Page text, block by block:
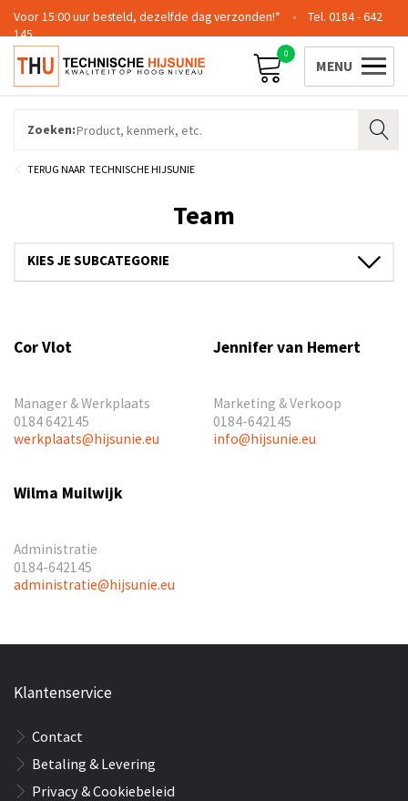
Voor 15:00 uur besteld, dezelfde dag verzonden!*
0184 - 642
145
0
Zoeken:
TECHNISCHE HIJSUNIE
Team
Team
Cor Vlot
Manager & Werkplaats
0184 642145
werkplaats@hijsunie.eu
Jennifer van Hemert
Marketing & Verkoop
0184-642145
info@hijsunie.eu
Wilma Muilwijk
Administratie
0184-642145
administratie@hijsunie.eu
Klantenservice
Contact
Betaling & Levering
Privacy & Cookiebeleid